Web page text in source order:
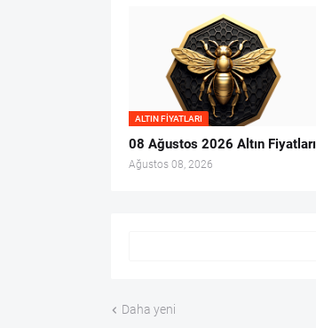
ALTIN FIYATLARI
08 Ağustos 2026 Altın Fiyatları
Ağustos 08, 2026
Daha yeni